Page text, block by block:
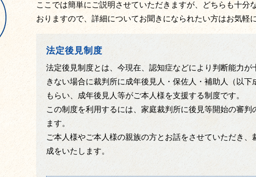
ここでは簡単にご説明させていただきますが、どちらも十分
おりますので、詳細についてお聞きになられたい方はお気軽
法定後見制度
法定後見制度とは、今現在、認知症などにより判断能力が
きない場合に裁判所に成年後見人・保佐人・補助人（以下
もらい、成年後見人等がご本人様を支援する制度です。
この制度を利用するには、家庭裁判所に後見等開始の審判
ます。
ご本人様やご本人様の親族の方とお話をさせていただき、
成をいたします。